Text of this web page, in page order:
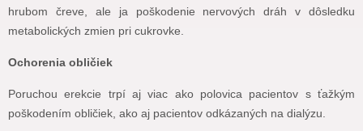
hrubom čreve, ale ja poškodenie nervových dráh v dôsledku
metabolických zmien pri cukrovke.
Ochorenia obličiek
Poruchou erekcie trpí aj viac ako polovica pacientov s ťažkým
poškodením obličiek, ako aj pacientov odkázaných na dialýzu.